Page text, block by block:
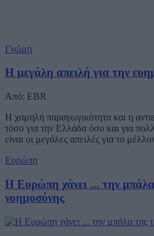
Γνώμη
Η μεγάλη απειλή για την
Από: EBR
Η χαμηλή παραγωγικότητα και η
τόσο για την Ελλάδα όσο και για
είναι οι μεγάλες απειλές για το
Ευρώπη
Η Ευρώπη χάνει ... την μπάλα
νοημοσύνης